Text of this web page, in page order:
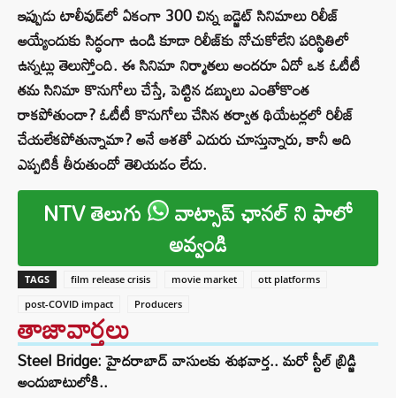
ఇప్పుడు టాలీవుడ్‌లో ఏకంగా 300 చిన్న బడ్జెట్ సినిమాలు రిలీజ్
అయ్యేందుకు సిద్ధంగా ఉండి కూడా రిలీజ్‌కు నోచుకోలేని పరిస్థితిలో
ఉన్నట్లు తెలుస్తోంది. ఈ సినిమా నిర్మాతలు అందరూ ఏదో ఒక ఓటీటీ
తమ సినిమా కొనుగోలు చేస్తే, పెట్టిన డబ్బులు ఎంతోకొంత
రాకపోతుందా? ఓటీటీ కొనుగోలు చేసిన తర్వాత థియేటర్లలో రిలీజ్
చేయలేకపోతున్నామా? అనే ఆశతో ఎదురు చూస్తున్నారు, కానీ అది
ఎప్పటికీ తీరుతుందో తెలియడం లేదు.
NTV తెలుగు వాట్సాప్ ఛానల్ ని ఫాలో
అవ్వండి
TAGS film release crisis movie market
ott platforms
post-COVID impact
Producers
తాజావార్తలు
Steel Bridge: హైదరాబాద్ వాసులకు శుభవార్త.. మరో స్టీల్ బ్రిడ్జి
అందుబాటులోకి..